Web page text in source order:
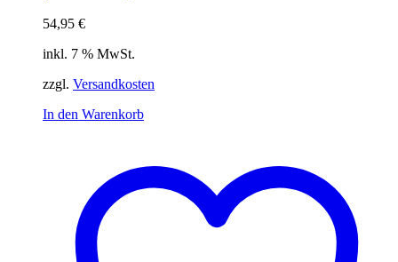
54,95 €
inkl. 7 % MwSt.
zzgl. Versandkosten
In den Warenkorb